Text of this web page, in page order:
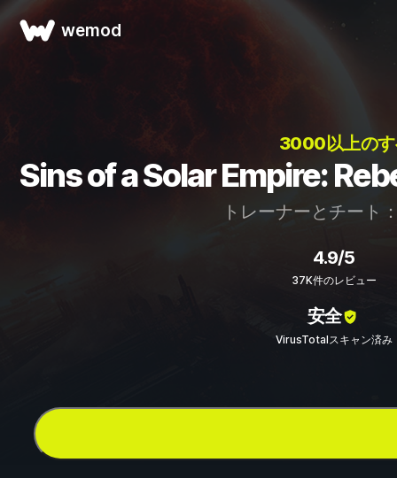
wemod
3000以上の
Sins of a Solar Empire:
トレーナーとチート
4.9/5
37K件のレビュー
安全
VirusTotalスキャン済み